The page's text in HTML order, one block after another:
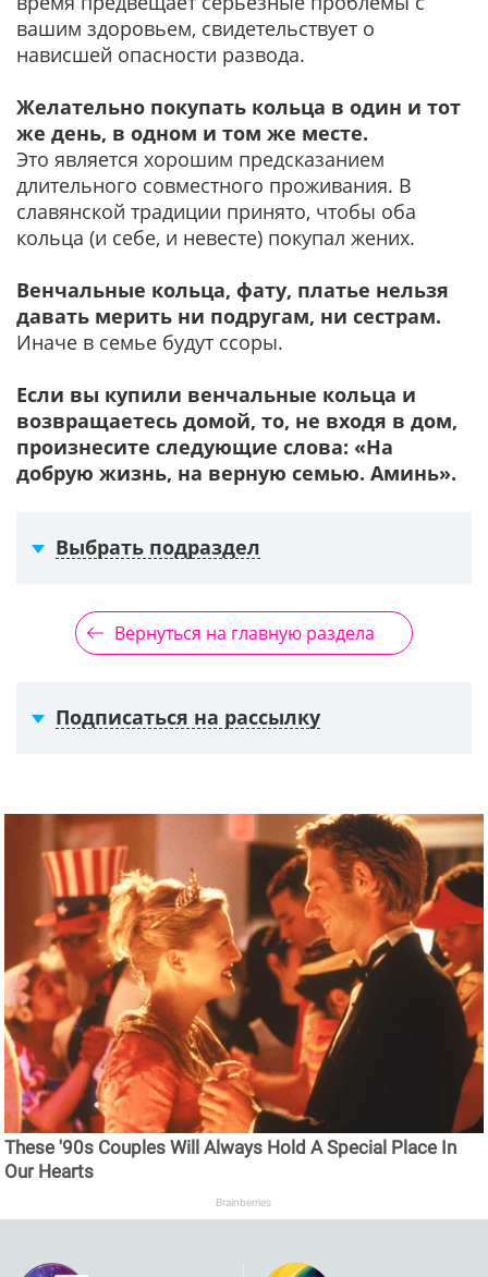
вашим здоровьем, свидетельствует о
нависшей опасности развода.
Желательно покупать кольца в один и тот
же день, в одном и том же месте.
Это является хорошим предсказанием
длительного совместного проживания. В
славянской традиции принято, чтобы оба
кольца (и себе, и невесте) покупал жених.
Венчальные кольца, фату, платье нельзя
давать мерить ни подругам, ни сестрам.
Иначе в семье будут ссоры.
Если вы купили венчальные кольца и
возвращаетесь домой, то, не входя в дом,
произнесите следующие слова: «На
добрую жизнь, на верную семью. Аминь».
Выбрать подраздел
Вернуться на главную раздела
Подписаться на рассылку
These '90s Couples Will Always Hold A Special Place In
Our Hearts
Brainberries